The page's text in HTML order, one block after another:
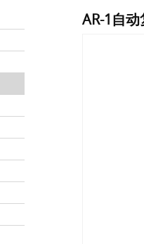
AR-1自